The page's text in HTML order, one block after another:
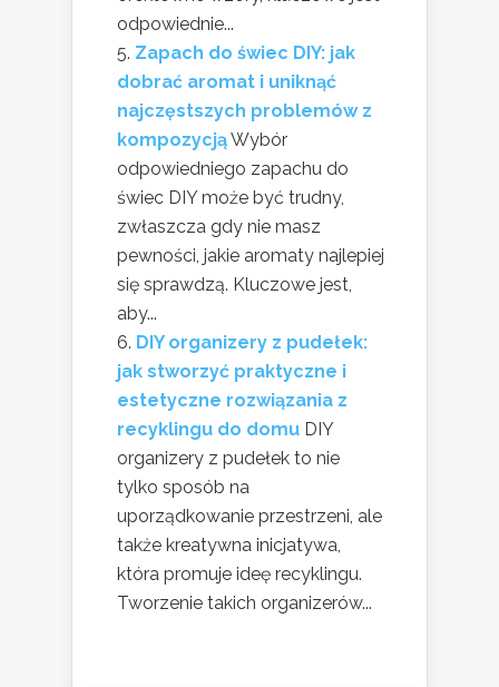
odpowiednie...
Zapach do świec DIY: jak
dobrać aromat i uniknąć
najczęstszych problemów z
kompozycjąWybór
odpowiedniego zapachu do
świec DIY może być trudny,
zwłaszcza gdy nie masz
pewności, jakie aromaty najlepiej
się sprawdzą. Kluczowe jest,
aby...
DIY organizery z pudełek:
jak stworzyć praktyczne i
estetyczne rozwiązania z
recyklingu do domu DIY
organizery z pudełek to nie
tylko sposób na
uporządkowanie przestrzeni, ale
także kreatywna inicjatywa,
która promuje ideę recyklingu.
Tworzenie takich organizerów...